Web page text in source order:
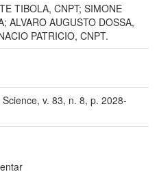
TIBOLA, CNPT; SIMONE
ALVARO AUGUSTO DOSSA,
PATRICIO, CNPT.
v. 83, n. 8, p. 2028-